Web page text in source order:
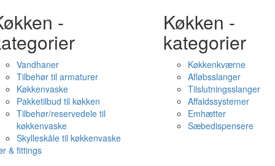
-
Vandhaner
Tilbehør til armaturer
Køkkenvaske
Pakketilbud til køkken
Tilbehør/reservedele til
køkkenvaske
Skylleskåle til køkkenvaske
Køkken -
kategorier
Køkkenkværne
Afløbsslanger
Tilslutningsslanger
Affaldssystemer
Emhætter
Sæbedispensere
& fittings